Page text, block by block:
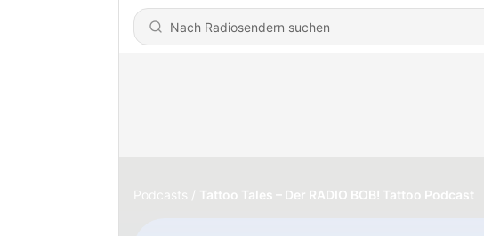
Podcasts Tattoo Tales – Der RADIO BOB! Tattoo Podcast